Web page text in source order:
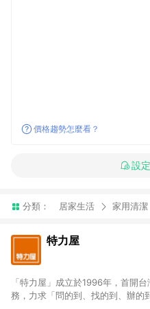
價格趨勢怎麼看？
設
分類： 居家生活 家用清潔
特力屋
「特力屋」成立於1996年，首開
務，力求「問的到、找的到、辦的